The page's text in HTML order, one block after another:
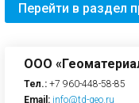
Перейти в раздел
ООО
Тел.: +7 960-448-58-85
Email: info@td-geo.ru